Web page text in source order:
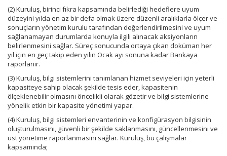
(2) Kuruluş, birinci fıkra kapsamında belirlediği hedeflere uyum
düzeyini yılda en az bir defa olmak üzere düzenli aralıklarla ölçer ve
sonuçların yönetim kurulu tarafından değerlendirilmesini ve uyum
sağlanamayan durumlarda konuyla ilgili alınacak aksiyonların
belirlenmesini sağlar. Süreç sonucunda ortaya çıkan doküman her
yıl için en geç takip eden yılın Ocak ayı sonuna kadar Bankaya
raporlanır.
(3) Kuruluş, bilgi sistemlerini tanımlanan hizmet seviyeleri için yeterli
kapasiteye sahip olacak şekilde tesis eder, kapasitenin
ölçeklenebilir olmasını öncelikli olarak gözetir ve bilgi sistemlerine
yönelik etkin bir kapasite yönetimi yapar.
(4) Kuruluş, bilgi sistemleri envanterinin ve konfigürasyon bilgisinin
oluşturulmasını, güvenli bir şekilde saklanmasını, güncellenmesini ve
üst yönetime raporlanmasını sağlar. Kuruluş, bu çalışmalar
kapsamında;